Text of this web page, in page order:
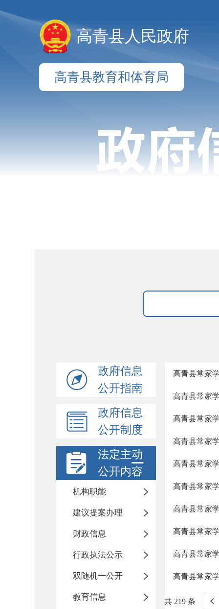
高青县人民政府
高青县教育和体育局
政府信息
公开指南
政府信息
公开制度
法定主动
公开内容
机构职能
建议提案办理
财政信息
行政执法公示
双随机一公开
教育信息
高青县常家
高青县常家
高青县常家
高青县常家
高青县常家
高青县常家
高青县常家
高青县常家
高青县常家
高青县常家
共 219 条